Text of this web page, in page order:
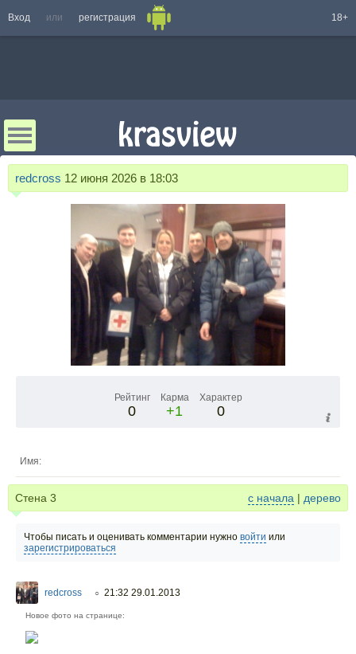
Вход или регистрация 18+
redcross 12 июня 2026 в 18:03
Рейтинг
0
Карма
+1
Характер
0
Имя:
Стена 3 с начала | дерево
Чтобы писать и оценивать комментарии нужно войти или
зарегистрироваться
redcross ○ 21:32 29.01.2013
Новое фото на странице: